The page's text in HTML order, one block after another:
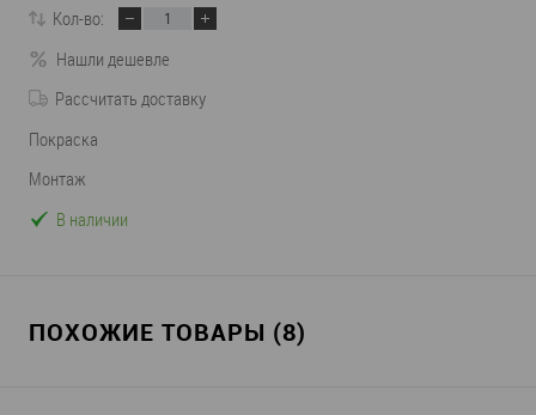
Кол-во:
Нашли дешевле
Рассчитать доставку
Покраска
Монтаж
В наличии
ПОХОЖИЕ ТОВАРЫ (8)